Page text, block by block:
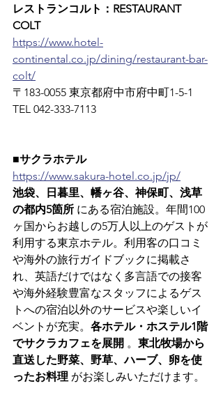
レストランコルト：RESTAURANT
COLT
https://www.hotel-
continental.co.jp/dining/restaurant-bar-
colt/
〒183-0055 東京都府中市府中町1-5-1
TEL 042-333-7113
■サクラホテル
https://www.sakura-hotel.co.jp/jp/
池袋、日暮里、幡ヶ谷、神保町、浅草
の都内5箇所 にある宿泊施設。年間100
ヶ国からお越しの5万人以上のゲストが
利用する東京ホテル。利用客の口コミ
や海外の旅行ガイドブックに掲載さ
れ、英語だけではなく多言語での接客
や海外経験豊富なスタッフによるゲス
トへの宿泊以外のサービスや楽しいイ
ベントが充実。 各ホテル・ホステル1階
でサクラカフェを展開 。 東北牧場から
直送した野菜、野草、ハーブ、卵を使
ったお料理 がお楽しみいただけます。